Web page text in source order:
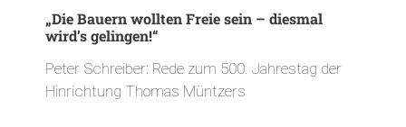
„Die Bauern wollten Freie sein – diesmal
wird’s gelingen!“
Peter Schreiber: Rede zum 500. Jahrestag der
Hinrichtung Thomas Müntzers